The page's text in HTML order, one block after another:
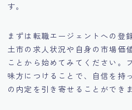
す。
まずは転職エージェントへの登
土市の求人状況や自身の市場価
ことから始めてみてください。
味方につけることで、自信を持
の内定を引き寄せることができま